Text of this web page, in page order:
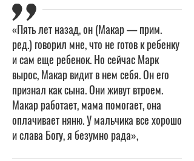
«Пять лет назад, он (Макар — прим.
ред.) говорил мне, что не готов к ребенку
и сам еще ребенок. Но сейчас Марк
вырос, Макар видит в нем себя. Он его
признал как сына. Они живут втроем.
Макар работает, мама помогает, она
оплачивает няню. У мальчика все хорошо
и слава Богу, я безумно рада»,